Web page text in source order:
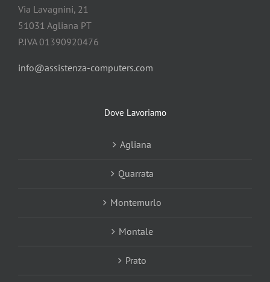
Via Lavagnini, 21
51031 Agliana PT
P.IVA 01390920476
info@assistenza-computers.com
Dove Lavoriamo
Agliana
Quarrata
Montemurlo
Montale
Prato